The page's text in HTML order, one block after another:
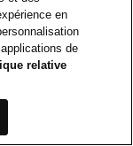
en
de
relative